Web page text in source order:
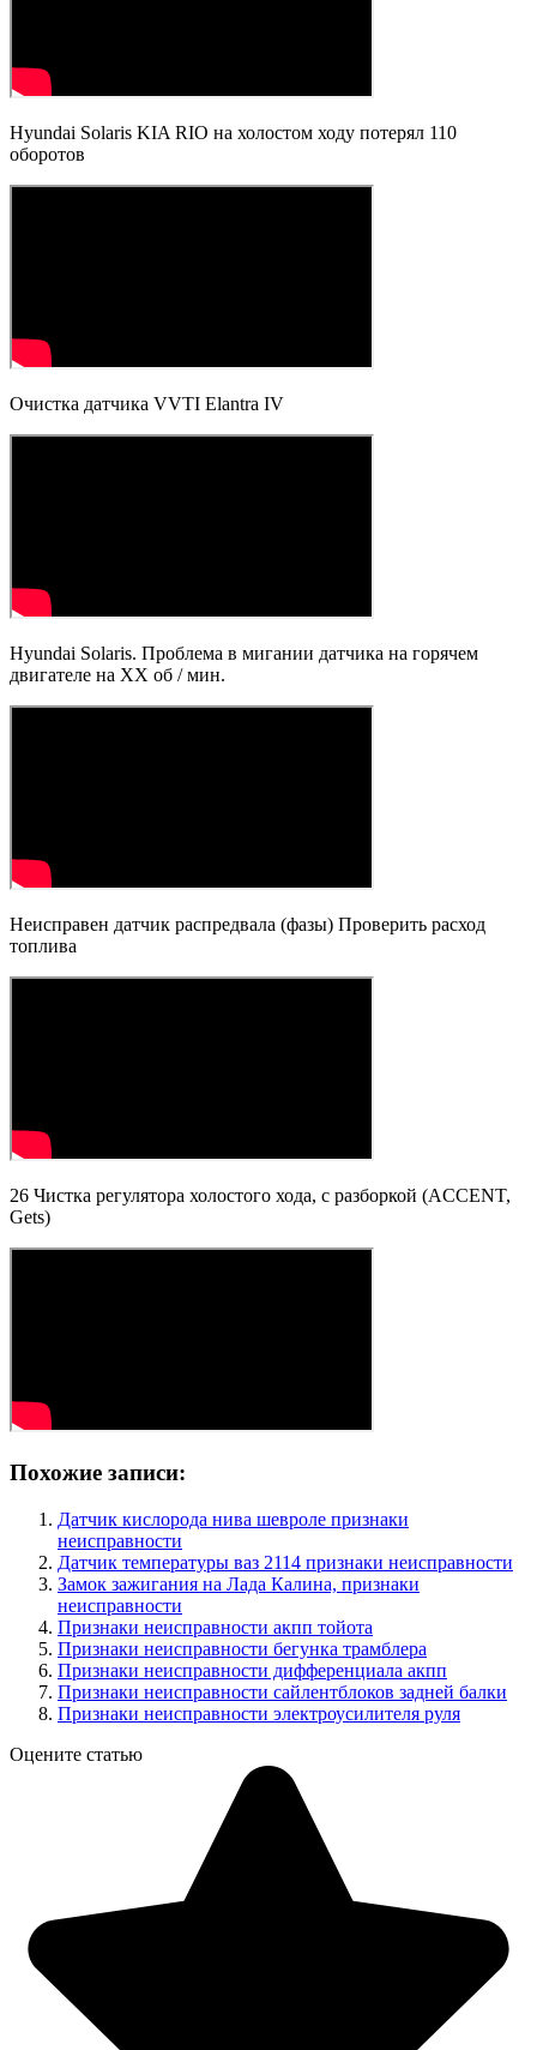
Hyundai Solaris KIA RIO на холостом ходу потерял 110
оборотов
Очистка датчика VVTI Elantra IV
Hyundai Solaris. Проблема в мигании датчика на горячем
двигателе на ХХ об / мин.
Неисправен датчик распредвала (фазы) Проверить расход
топлива
26 Чистка регулятора холостого хода, с разборкой (ACCENT,
Gets)
Похожие записи:
Датчик кислорода нива шевроле признаки
неисправности
Датчик температуры ваз 2114 признаки неисправности
Замок зажигания на Лада Калина, признаки
неисправности
Признаки неисправности акпп тойота
Признаки неисправности бегунка трамблера
Признаки неисправности дифференциала акпп
Признаки неисправности сайлентблоков задней балки
Признаки неисправности электроусилителя руля
Оцените статью